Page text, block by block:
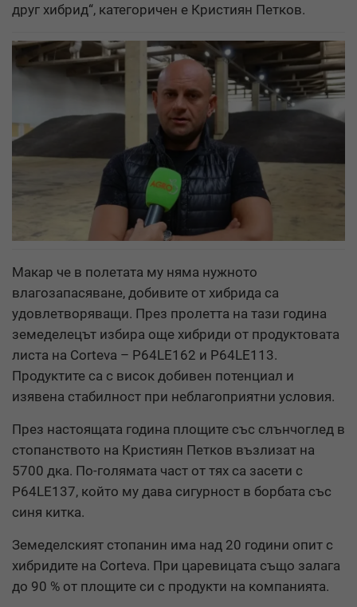
друг хибрид“, категоричен е Кристиян Петков.
Макар че в полетата му няма нужното
влагозапасяване, добивите от хибрида са
удовлетворяващи. През пролетта на тази година
земеделецът избира още хибриди от продуктовата
листа на Corteva – P64LE162 и P64LE113.
Продуктите са с висок добивен потенциал и
изявена стабилност при неблагоприятни условия.
През настоящата година площите със слънчоглед в
стопанството на Кристиян Петков възлизат на
5700 дка. По-голямата част от тях са засети с
P64LE137, който му дава сигурност в борбата със
синя китка.
Земеделският стопанин има над 20 години опит с
хибридите на Corteva. При царевицата също залага
до 90 % от площите си с продукти на компанията.